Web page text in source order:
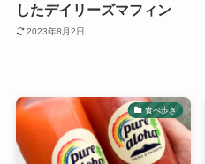
したデイリーズマフィン
2023年8月2日
食べ歩き